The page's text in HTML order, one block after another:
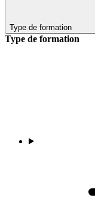
Type de formation
Type de formation